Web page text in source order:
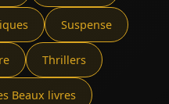
Suspense
Thrillers
Beaux livres